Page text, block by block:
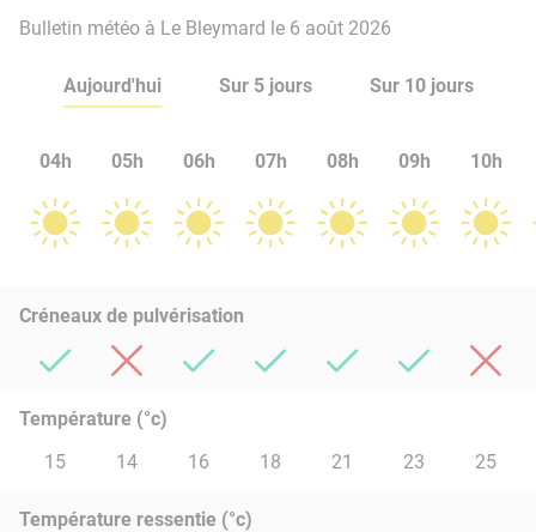
Bulletin météo à Le Bleymard le 6 août 2026
Aujourd'hui Sur 5 jours Sur 10 jours
04h 05h 06h 07h 08h 09h 10h
Créneaux de pulvérisation
Température (°c)
15
14 16 18 21 23 25
Température ressentie (°c)